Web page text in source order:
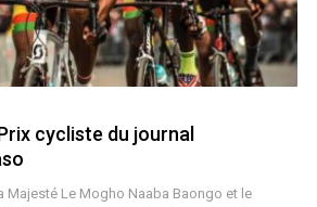
cycliste du journal
Majesté Le Mogho Naaba Baongo et le